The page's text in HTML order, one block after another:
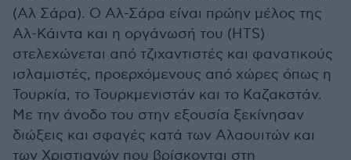
(Αλ Σάρα). Ο Αλ-Σάρα είναι πρώην μέλος της
Αλ-Κάιντα και η οργάνωσή του (HTS)
στελεχώνεται από τζιχαντιστές και φανατικούς
ισλαμιστές, προερχόμενους από χώρες όπως η
Τουρκία, το Τουρκμενιστάν και το Καζακστάν.
Με την άνοδο του στην εξουσία ξεκίνησαν
διώξεις και σφαγές κατά των Αλαουιτών και
των Χριστιανών που βρίσκονται στη